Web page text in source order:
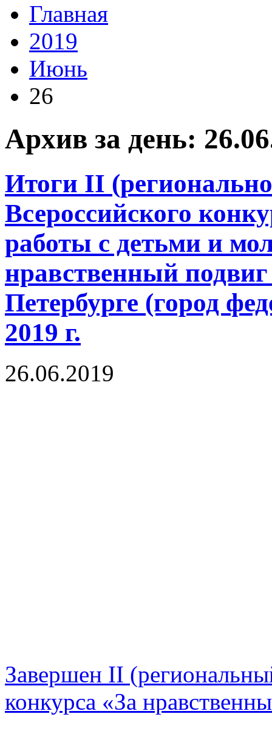
Главная
2019
Июнь
26
Архив за день:
Итоги II
Всероссийского
работы с детьми и
нравственный
Петербурге (город
2019 г.
26.06.2019
Завершен II
конкурса «За